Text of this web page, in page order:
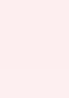
à
homme a une
avec
et